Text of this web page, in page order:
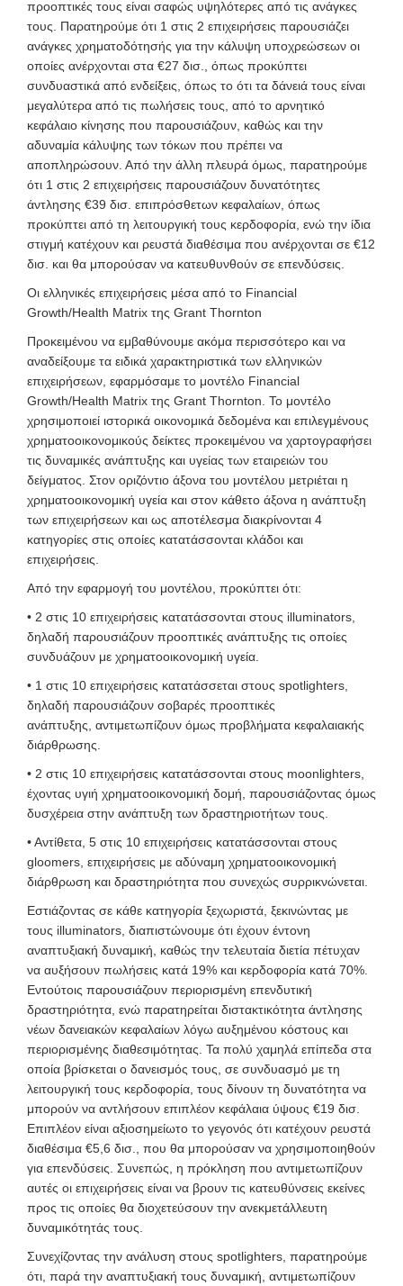
προοπτικές τους είναι σαφώς υψηλότερες από τις ανάγκες
τους. Παρατηρούμε ότι 1 στις 2 επιχειρήσεις παρουσιάζει
ανάγκες χρηματοδότησής για την κάλυψη υποχρεώσεων οι
οποίες ανέρχονται στα €27 δισ., όπως προκύπτει
συνδυαστικά από ενδείξεις, όπως το ότι τα δάνειά τους είναι
μεγαλύτερα από τις πωλήσεις τους, από το αρνητικό
κεφάλαιο κίνησης που παρουσιάζουν, καθώς και την
αδυναμία κάλυψης των τόκων που πρέπει να
αποπληρώσουν. Από την άλλη πλευρά όμως, παρατηρούμε
ότι 1 στις 2 επιχειρήσεις παρουσιάζουν δυνατότητες
άντλησης €39 δισ. επιπρόσθετων κεφαλαίων, όπως
προκύπτει από τη λειτουργική τους κερδοφορία, ενώ την ίδια
στιγμή κατέχουν και ρευστά διαθέσιμα που ανέρχονται σε €12
δισ. και θα μπορούσαν να κατευθυνθούν σε επενδύσεις.
Οι ελληνικές επιχειρήσεις μέσα από το Financial
Growth/Health Matrix της Grant Thornton
Προκειμένου να εμβαθύνουμε ακόμα περισσότερο και να
αναδείξουμε τα ειδικά χαρακτηριστικά των ελληνικών
επιχειρήσεων, εφαρμόσαμε το μοντέλο Financial
Growth/Health Matrix της Grant Thornton. Το μοντέλο
χρησιμοποιεί ιστορικά οικονομικά δεδομένα και επιλεγμένους
χρηματοοικονομικούς δείκτες προκειμένου να χαρτογραφήσει
τις δυναμικές ανάπτυξης και υγείας των εταιρειών του
δείγματος. Στον οριζόντιο άξονα του μοντέλου μετριέται η
χρηματοοικονομική υγεία και στον κάθετο άξονα η ανάπτυξη
των επιχειρήσεων και ως αποτέλεσμα διακρίνονται 4
κατηγορίες στις οποίες κατατάσσονται κλάδοι και
επιχειρήσεις.
Από την εφαρμογή του μοντέλου, προκύπτει ότι:
• 2 στις 10 επιχειρήσεις κατατάσσονται στους illuminators,
δηλαδή παρουσιάζουν προοπτικές ανάπτυξης τις οποίες
συνδυάζουν με χρηματοοικονομική υγεία.
• 1 στις 10 επιχειρήσεις κατατάσσεται στους spotlighters,
δηλαδή παρουσιάζουν σοβαρές προοπτικές
ανάπτυξης, αντιμετωπίζουν όμως προβλήματα κεφαλαιακής
διάρθρωσης.
• 2 στις 10 επιχειρήσεις κατατάσσονται στους moonlighters,
έχοντας υγιή χρηματοοικονομική δομή, παρουσιάζοντας όμως
δυσχέρεια στην ανάπτυξη των δραστηριοτήτων τους.
• Αντίθετα, 5 στις 10 επιχειρήσεις κατατάσσονται στους
gloomers, επιχειρήσεις με αδύναμη χρηματοοικονομική
διάρθρωση και δραστηριότητα που συνεχώς συρρικνώνεται.
Εστιάζοντας σε κάθε κατηγορία ξεχωριστά, ξεκινώντας με
τους illuminators, διαπιστώνουμε ότι έχουν έντονη
αναπτυξιακή δυναμική, καθώς την τελευταία διετία πέτυχαν
να αυξήσουν πωλήσεις κατά 19% και κερδοφορία κατά 70%.
Εντούτοις παρουσιάζουν περιορισμένη επενδυτική
δραστηριότητα, ενώ παρατηρείται διστακτικότητα άντλησης
νέων δανειακών κεφαλαίων λόγω αυξημένου κόστους και
περιορισμένης διαθεσιμότητας. Τα πολύ χαμηλά επίπεδα στα
οποία βρίσκεται ο δανεισμός τους, σε συνδυασμό με τη
λειτουργική τους κερδοφορία, τους δίνουν τη δυνατότητα να
μπορούν να αντλήσουν επιπλέον κεφάλαια ύψους €19 δισ.
Επιπλέον είναι αξιοσημείωτο το γεγονός ότι κατέχουν ρευστά
διαθέσιμα €5,6 δισ., που θα μπορούσαν να χρησιμοποιηθούν
για επενδύσεις. Συνεπώς, η πρόκληση που αντιμετωπίζουν
αυτές οι επιχειρήσεις είναι να βρουν τις κατευθύνσεις εκείνες
προς τις οποίες θα διοχετεύσουν την ανεκμετάλλευτη
δυναμικότητάς τους.
Συνεχίζοντας την ανάλυση στους spotlighters, παρατηρούμε
ότι, παρά την αναπτυξιακή τους δυναμική, αντιμετωπίζουν